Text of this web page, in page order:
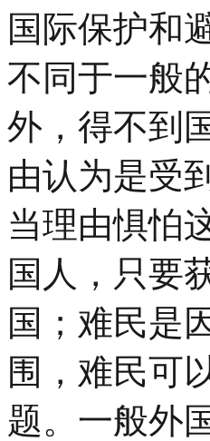
国际保护和
不同于一般
外，得不到
由认为是受
当理由惧怕
国人，只要
国；难民是
围，难民可
题。一般外